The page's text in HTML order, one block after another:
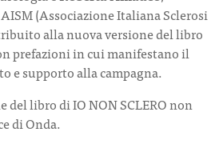
(Associazione Italiana Sclerosi
alla nuova versione del libro
prefazioni in cui manifestano il
e supporto alla campagna.
del libro di IO NON SCLERO non
di Onda.